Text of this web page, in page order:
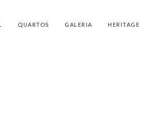
QUARTOS GALERIA HERITAGE